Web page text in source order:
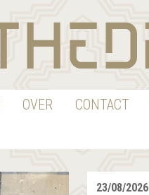
OVER CONTACT
23/08/2026